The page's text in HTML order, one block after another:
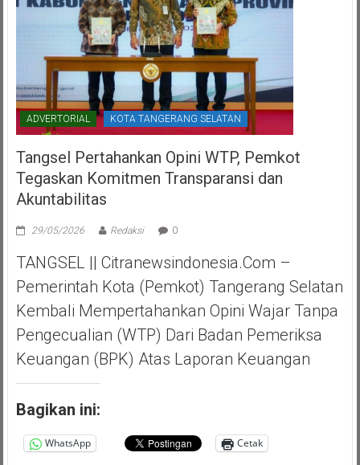
ADVERTORIAL KOTA TANGERANG SELATAN
Tangsel Pertahankan Opini WTP, Pemkot
Tegaskan Komitmen Transparansi dan
Akuntabilitas
29/05/2026 Redaksi 0
TANGSEL || Citranewsindonesia.com –
Pemerintah Kota (Pemkot) Tangerang Selatan
Kembali Mempertahankan Opini Wajar Tanpa
Pengecualian (WTP) Dari Badan Pemeriksa
Keuangan (BPK) Atas Laporan Keuangan
Bagikan ini:
WhatsApp Cetak